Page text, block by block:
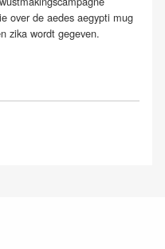
over de aedes aegypti mug
zika wordt gegeven.